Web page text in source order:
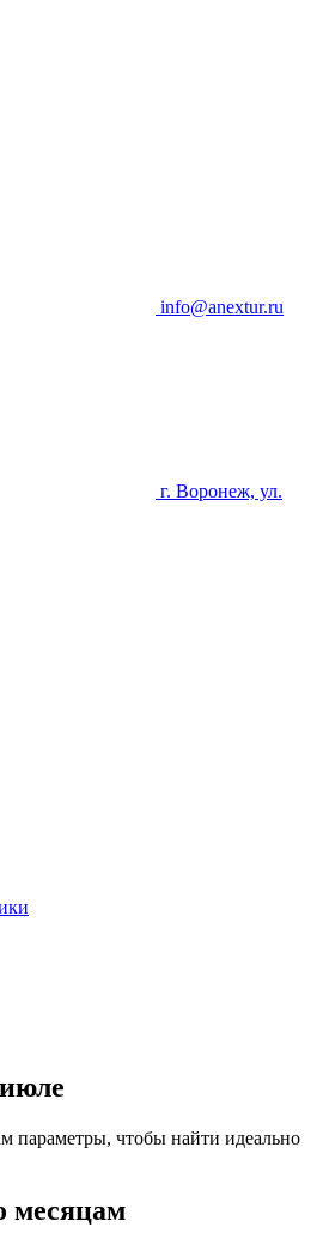
info@anextur.ru
г. Воронеж, ул.
параметры, чтобы найти идеально